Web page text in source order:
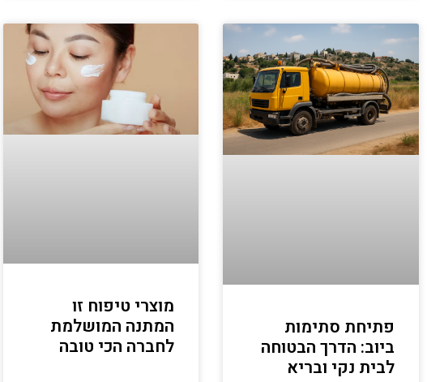
פתיחת סתימות
ביוב: הדרך הבטוחה
לבית נקי ובריא
מוצרי טיפוח זו
המתנה המושלמת
לחברה הכי טובה